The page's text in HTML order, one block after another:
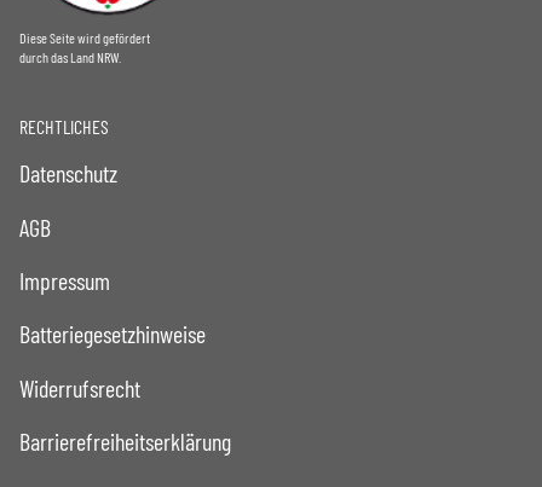
Diese Seite wird gefördert
durch das Land NRW.
RECHTLICHES
Datenschutz
AGB
Impressum
Batteriegesetzhinweise
Widerrufsrecht
Barrierefreiheitserklärung